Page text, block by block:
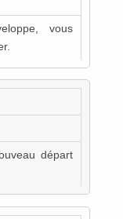
vous
départ